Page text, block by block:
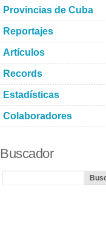
Provincias de Cuba
Reportajes
Artículos
Records
Estadísticas
Colaboradores
Buscador